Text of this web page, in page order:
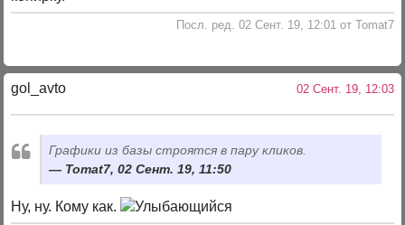
Посл. ред. 02 Сент. 19, 12:01 от Tomat7
gol_avto 02 Сент. 19, 12:03
Графики из базы строятся в пару кликов.
Tomat7, 02 Сент. 19, 11:50
Ну, ну. Кому как.